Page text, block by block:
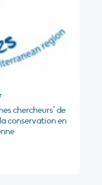
chercheurs" de
conservation en